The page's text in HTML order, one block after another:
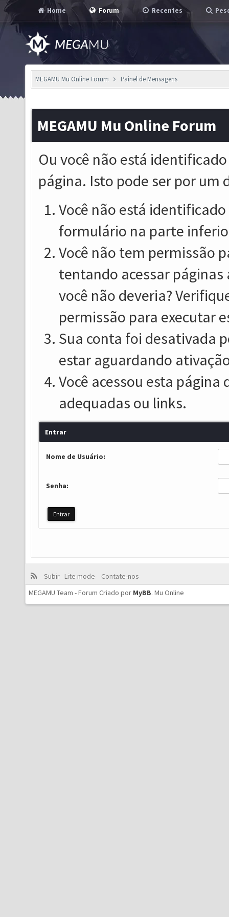
Home Forum Recentes
MEGAMU Mu Online Forum Painel de Mensagens
MEGAMU Mu Online Forum
Ou você não está
página. Isto pode ser por um
Você não está
formulário na parte
Você não tem permissão
tentando acessar
você não deveria?
permissão para executar
Sua conta foi desativada
estar aguardando
Você acessou esta
adequadas ou links.
Entrar
Nome de Usuário:
Senha:
Subir Lite mode
Contate-nos
MEGAMU Team - Forum Criado por MyBB. Mu Online